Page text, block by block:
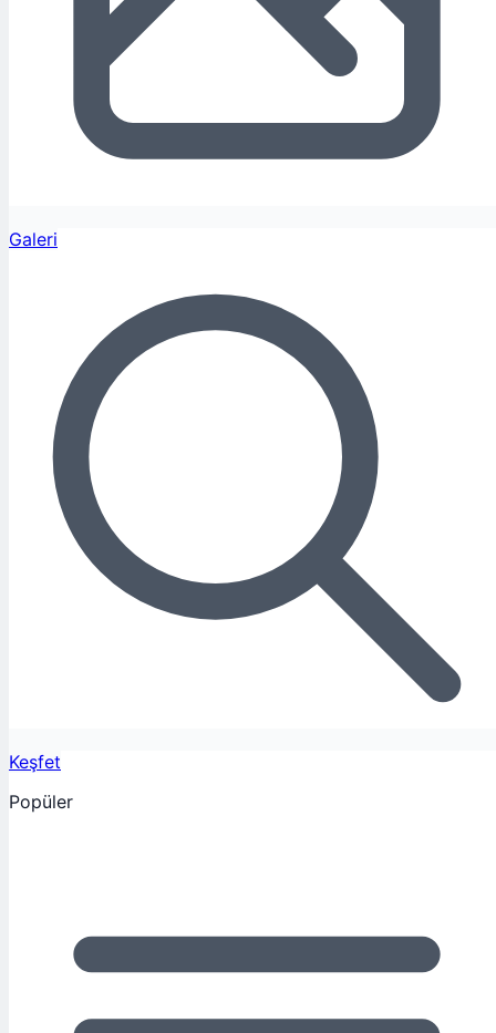
Galeri
Keşfet
Popüler